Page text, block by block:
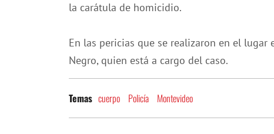
la carátula de homicidio.
En las pericias que se realizaron en el
Negro, quien está a cargo del caso.
Temas cuerpo Policía Montevideo